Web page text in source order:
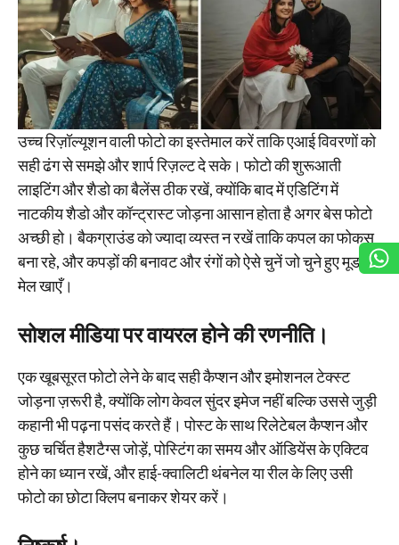
उच्च रिज़ॉल्यूशन वाली फोटो का इस्तेमाल करें ताकि एआई विवरणों को
सही ढंग से समझे और शार्प रिज़ल्ट दे सके। फोटो की शुरूआती
लाइटिंग और शैडो का बैलेंस ठीक रखें, क्योंकि बाद में एडिटिंग में
नाटकीय शैडो और कॉन्ट्रास्ट जोड़ना आसान होता है अगर बेस फोटो
अच्छी हो। बैकग्राउंड को ज्यादा व्यस्त न रखें ताकि कपल का फोकस
बना रहे, और कपड़ों की बनावट और रंगों को ऐसे चुनें जो चुने हुए मूड से
मेल खाएँ।
सोशल मीडिया पर वायरल होने की रणनीति।
एक खूबसूरत फोटो लेने के बाद सही कैप्शन और इमोशनल टेक्स्ट
जोड़ना ज़रूरी है, क्योंकि लोग केवल सुंदर इमेज नहीं बल्कि उससे जुड़ी
कहानी भी पढ़ना पसंद करते हैं। पोस्ट के साथ रिलेटेबल कैप्शन और
कुछ चर्चित हैशटैग्स जोड़ें, पोस्टिंग का समय और ऑडियेंस के एक्टिव
होने का ध्यान रखें, और हाई-क्वालिटी थंबनेल या रील के लिए उसी
फोटो का छोटा क्लिप बनाकर शेयर करें।